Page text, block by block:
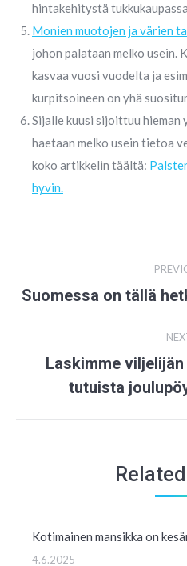
hintakehitystä
Monien muotojen ja värien
johon palataan melko usein.
kasvaa vuosi vuodelta ja
kurpitsoineen on yhä
Sijalle kuusi sijoittuu
haetaan melko usein tietoa
koko artikkelin täältä:
hyvin.
navigation
Suomessa on tällä
Laskimme
tutuista
Kotimainen mansikka on
4.6.2025